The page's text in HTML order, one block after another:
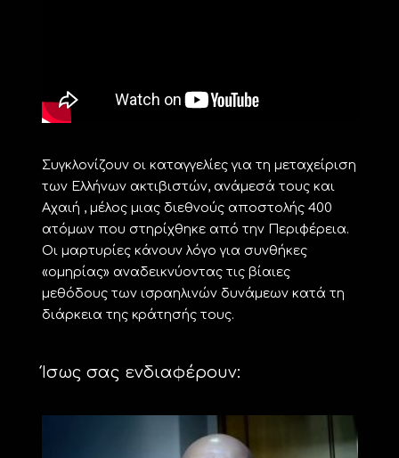
Συγκλονίζουν οι καταγγελίες για τη μεταχείριση
των Ελλήνων ακτιβιστών, ανάμεσά τους και
Αχαιή , μέλος μιας διεθνούς αποστολής 400
ατόμων που στηρίχθηκε από την Περιφέρεια.
Οι μαρτυρίες κάνουν λόγο για συνθήκες
«ομηρίας» αναδεικνύοντας τις βίαιες
μεθόδους των ισραηλινών δυνάμεων κατά τη
διάρκεια της κράτησής τους.
Ίσως σας ενδιαφέρουν: